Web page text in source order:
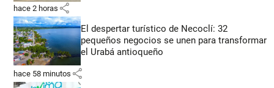
hace 2 horas share
El despertar turístico de Necoclí: 32
pequeños negocios se unen para transformar
el Urabá antioqueño
hace 58 minutos share